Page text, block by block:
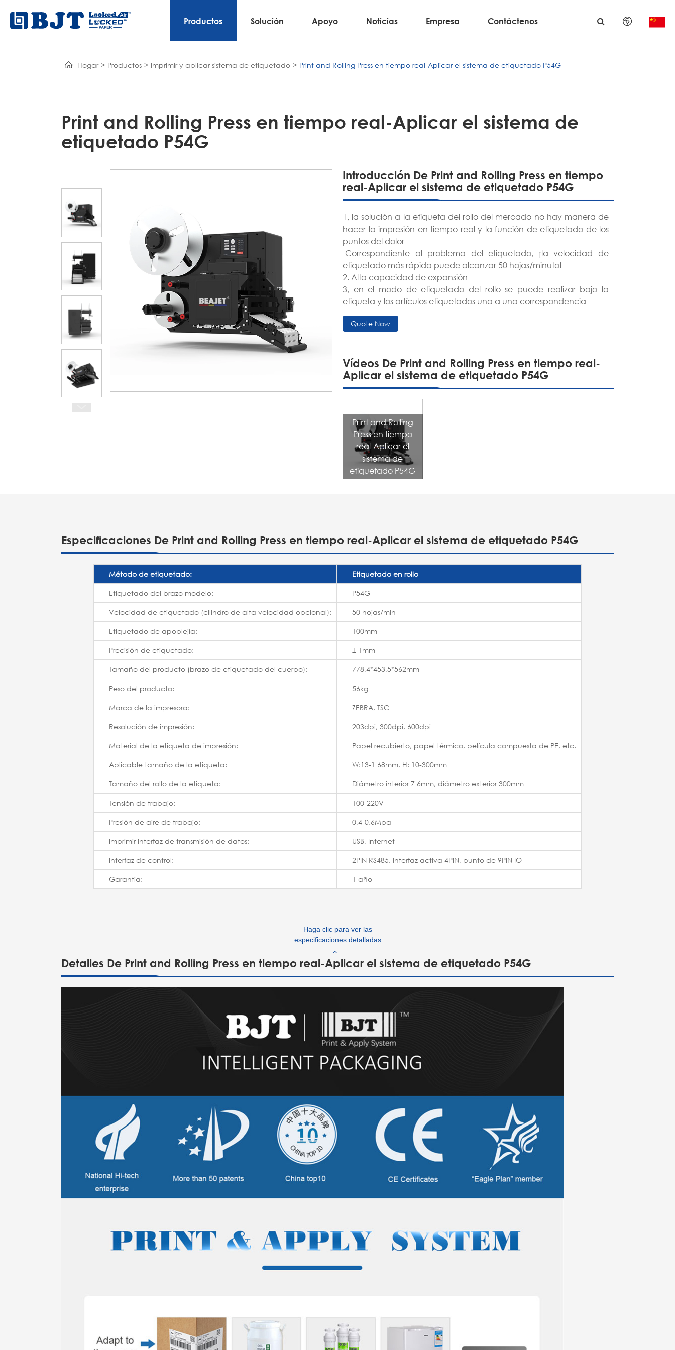
Productos Solución Apoyo Noticias Empresa Contáctenos
русский
tiếng việt
Hogar Productos Imprimir y aplicar sistema de etiquetado Print and Rolling Press en tiempo real-Aplicar el sistema de etiquetado P54G
Print and Rolling Press en tiempo real-Aplicar el sistema de
etiquetado P54G
Introducción De Print and Rolling Press en tiempo
real-Aplicar el sistema de etiquetado P54G
1, la solución a la etiqueta del rollo del mercado no hay manera de
hacer la impresión en tiempo real y la función de etiquetado de los
puntos del dolor
-Correspondiente al problema del etiquetado, ¡la velocidad de
etiquetado más rápida puede alcanzar 50 hojas/minuto!
2. Alta capacidad de expansión
3, en el modo de etiquetado del rollo se puede realizar bajo la
etiqueta y los artículos etiquetados una a una correspondencia
pasta de presión tradicional más rápido
más fácilmente
Quote Now
Vídeos De Print and Rolling Press en tiempo real-
Aplicar el sistema de etiquetado P54G
Print and Rolling
Press en tiempo
real-Aplicar el
sistema de
etiquetado P54G
Especificaciones De Print and Rolling Press en tiempo real-Aplicar el sistema de etiquetado P54G
Método de etiquetado:
Etiquetado en rollo
Etiquetado del brazo modelo:
P54G
Velocidad de etiquetado (cilindro de alta velocidad opcional):
50 hojas/min
Etiquetado de apoplejía:
100mm
Precisión de etiquetado:
± 1mm
Tamaño del producto (brazo de etiquetado del cuerpo):
778,4*453,5*562mm
Peso del producto:
56kg
Marca de la impresora:
ZEBRA, TSC
Resolución de impresión:
203dpi, 300dpi, 600dpi
Material de la etiqueta de impresión:
Papel recubierto, papel térmico, película compuesta de PE, etc.
Aplicable tamaño de la etiqueta:
W:13-1 68mm, H: 10-300mm
Tamaño del rollo de la etiqueta:
Diámetro interior 7 6mm, diámetro exterior 300mm
Tensión de trabajo:
100-220V
Presión de aire de trabajo:
0,4-0.6Mpa
Imprimir interfaz de transmisión de datos:
USB, Internet
Interfaz de control:
2PIN RS485, interfaz activa 4PIN, punto de 9PIN IO
Garantía:
1 año
Haga clic para ver las
especificaciones detalladas
Detalles De Print and Rolling Press en tiempo real-Aplicar el sistema de etiquetado P54G